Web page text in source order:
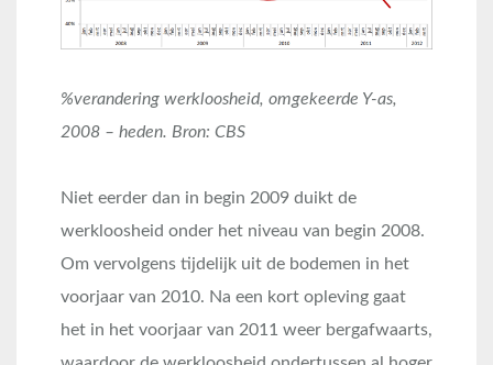
%verandering werkloosheid, omgekeerde Y-as,
2008 – heden. Bron: CBS
Niet eerder dan in begin 2009 duikt de
werkloosheid onder het niveau van begin 2008.
Om vervolgens tijdelijk uit de bodemen in het
voorjaar van 2010. Na een kort opleving gaat
het in het voorjaar van 2011 weer bergafwaarts,